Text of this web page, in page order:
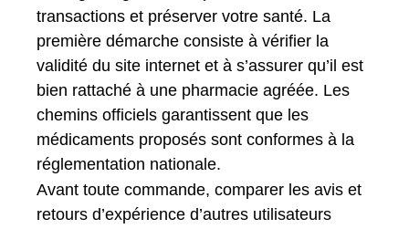
transactions et préserver votre santé. La
première démarche consiste à vérifier la
validité du site internet et à s’assurer qu’il est
bien rattaché à une pharmacie agréée. Les
chemins officiels garantissent que les
médicaments proposés sont conformes à la
réglementation nationale.
Avant toute commande, comparer les avis et
retours d’expérience d’autres utilisateurs